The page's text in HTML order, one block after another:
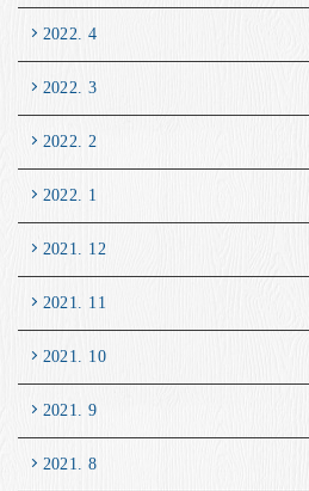
2022. 4
2022. 3
2022. 2
2022. 1
2021. 12
2021. 11
2021. 10
2021. 9
2021. 8